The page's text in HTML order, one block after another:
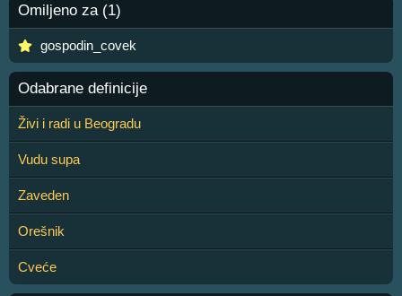
Omiljeno za (1)
gospodin_covek
Odabrane definicije
Živi i radi u Beogradu
Vudu supa
Zaveden
Orešnik
Cveće